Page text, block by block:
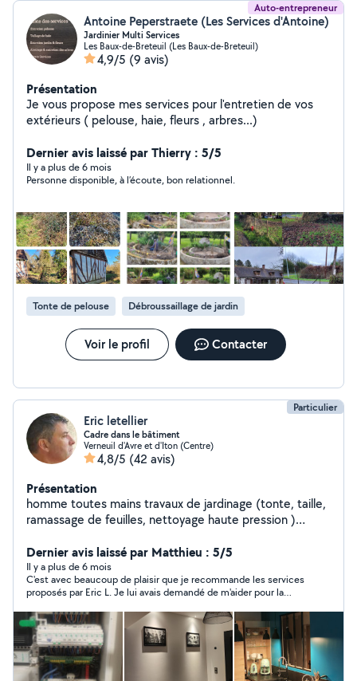
Auto-entrepreneur
Antoine Peperstraete (Les Services d'Antoine)
Jardinier Multi Services
Les Baux-de-Breteuil (Les Baux-de-Breteuil)
4,9/5 (9 avis)
Présentation
Je vous propose mes services pour l'entretien de vos
extérieurs ( pelouse, haie, fleurs , arbres...)
Dernier avis laissé par Thierry : 5/5
Il y a plus de 6 mois
Personne disponible, à l’écoute, bon relationnel.
Tonte de pelouse Débroussaillage de jardin
Voir le profil Contacter
Particulier
Eric letellier
Cadre dans le bâtiment
Verneuil d'Avre et d'Iton (Centre)
4,8/5 (42 avis)
Présentation
homme toutes mains travaux de jardinage (tonte, taille,
ramassage de feuilles, nettoyage haute pression )
débouchage canalisation, petites réparation de
plomberie, peinture.
Dernier avis laissé par Matthieu : 5/5
Il y a plus de 6 mois
C'est avec beaucoup de plaisir que je recommande les services
proposés par Eric L. Je lui avais demandé de m'aider pour la
rapides, réguliers et toujours très sympathiques. Eric L. est un
professionnel avec de vraies compétences, efficaces dans son
travail et soigneux. Je le remercie encore !